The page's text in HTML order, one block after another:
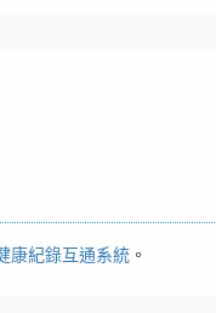
康紀錄互通系統 。